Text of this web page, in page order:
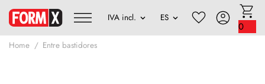
0
Home Entre bastidores